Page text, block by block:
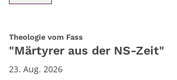
Theologie vom Fass:
"Märtyrer aus der NS-Zeit"
23. Aug. 2026